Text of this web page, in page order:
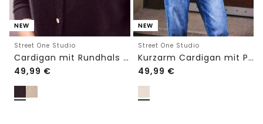
NEW
Street One Studio
Cardigan mit Rundhals und Knöpfen
49,99 €
NEW
Street One Studio
Kurzarm Cardigan mit Polokragen
49,99 €